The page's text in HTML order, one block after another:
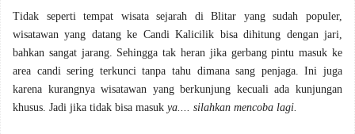
Tidak seperti tempat wisata sejarah di Blitar yang sudah populer,
wisatawan yang datang ke Candi Kalicilik bisa dihitung dengan jari,
bahkan sangat jarang. Sehingga tak heran jika gerbang pintu masuk ke
area candi sering terkunci tanpa tahu dimana sang penjaga. Ini juga
karena kurangnya wisatawan yang berkunjung kecuali ada kunjungan
khusus. Jadi jika tidak bisa masuk ya.... silahkan mencoba lagi.